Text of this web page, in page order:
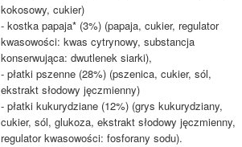
kokosowy, cukier)
- kostka papaja* (3%) (papaja, cukier, regulator
kwasowości: kwas cytrynowy, substancja
konserwująca: dwutlenek siarki),
- płatki pszenne (28%) (pszenica, cukier, sól,
ekstrakt słodowy jęczmienny)
- płatki kukurydziane (12%) (grys kukurydziany,
cukier, sól, glukoza, ekstrakt słodowy jęczmienny,
regulator kwasowości: fosforany sodu).